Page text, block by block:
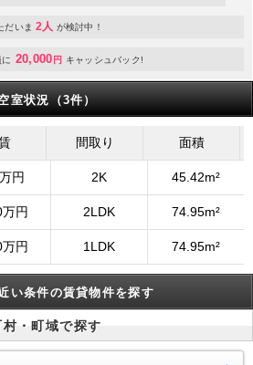
だいま 2人 が検討中！
20,000 円 キャッシュバック!
室状況（3件）
間取り 面積
円 2K 45.42m²
円 2LDK 74.95m²
円 1LDK 74.95m²
い条件の賃貸物件を探す
・町域で探す